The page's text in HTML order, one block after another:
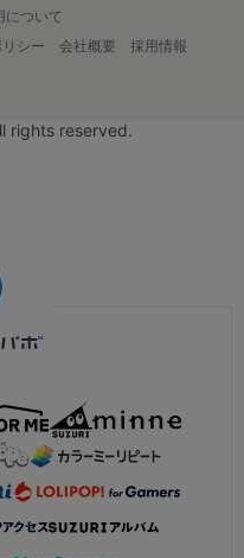
について
シー 会社概要
採用情報
rights reserved.